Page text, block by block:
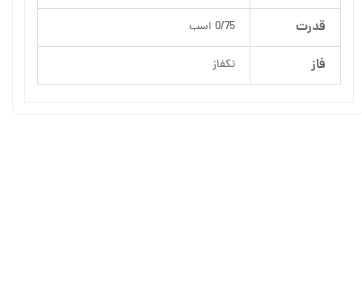
قدرت 0/75 اسب
فاز تکفاز